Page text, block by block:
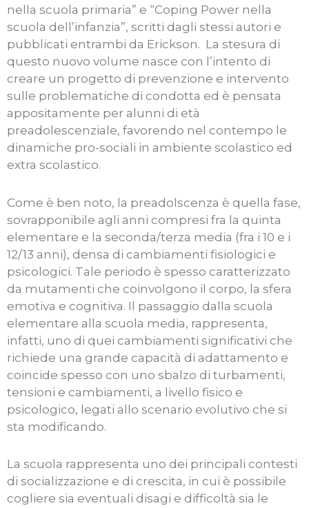
nella scuola primaria” e “Coping Power nella
scuola dell’infanzia”, scritti dagli stessi autori e
pubblicati entrambi da Erickson. La stesura di
questo nuovo volume nasce con l’intento di
creare un progetto di prevenzione e intervento
sulle problematiche di condotta ed è pensata
appositamente per alunni di età
preadolescenziale, favorendo nel contempo le
dinamiche pro-sociali in ambiente scolastico ed
extra scolastico.
Come è ben noto, la preadolscenza è quella fase,
sovrapponibile agli anni compresi fra la quinta
elementare e la seconda/terza media (fra i 10 e i
12/13 anni), densa di cambiamenti fisiologici e
psicologici. Tale periodo è spesso caratterizzato
da mutamenti che coinvolgono il corpo, la sfera
emotiva e cognitiva. Il passaggio dalla scuola
elementare alla scuola media, rappresenta,
infatti, uno di quei cambiamenti significativi che
richiede una grande capacità di adattamento e
coincide spesso con uno sbalzo di turbamenti,
tensioni e cambiamenti, a livello fisico e
psicologico, legati allo scenario evolutivo che si
sta modificando.
La scuola rappresenta uno dei principali contesti
di socializzazione e di crescita, in cui è possibile
cogliere sia eventuali disagi e difficoltà sia le